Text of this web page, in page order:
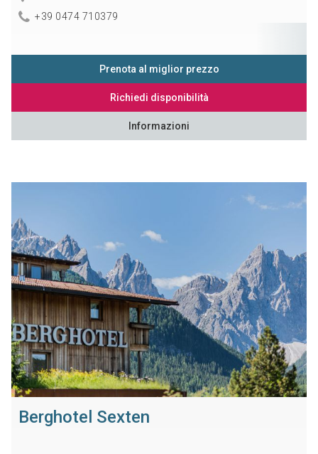
+39 0474 710379
Prenota al miglior prezzo
Richiedi disponibilità
Informazioni
Berghotel Sexten